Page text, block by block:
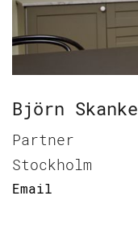
Björn Skanke
Partner
Stockholm
Email